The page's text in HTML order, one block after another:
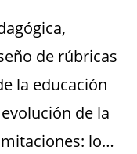
de rúbricas
la educación
de la
lo…